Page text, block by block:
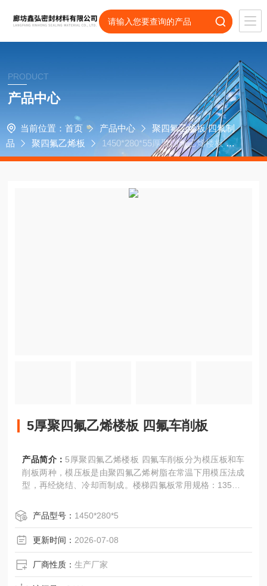
PRODUCT
产品中心
当前位置： 首页 产品中心
聚四氟乙烯板 四氟制
品
聚四氟乙烯板
1450*280*55厚聚四氟乙烯楼板 四
氟车削板
5厚聚四氟乙烯楼板 四氟车削板
产品简介： 5厚聚四氟乙烯楼板 四氟车削板分为模压板和车
削板两种，模压板是由聚四氟乙烯树脂在常温下用模压法成
型，再经烧结、冷却而制成。楼梯四氟板常用规格：1350*2
5，1900*280*5，1300*300*5，1400*300*5，1500*300*
5，1650*300*5.
产品型号： 1450*280*5
更新时间： 2026-07-08
厂商性质：生产厂家